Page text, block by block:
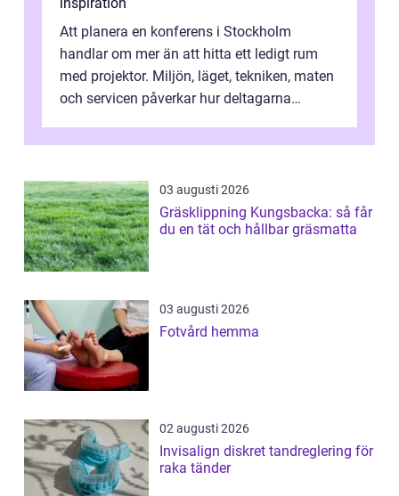
inspiration
Att planera en konferens i Stockholm
handlar om mer än att hitta ett ledigt rum
med projektor. Miljön, läget, tekniken, maten
och servicen påverkar hur deltagarna
03 augusti 2026
Gräsklippning Kungsbacka: så får
du en tät och hållbar gräsmatta
03 augusti 2026
Fotvård hemma
02 augusti 2026
Invisalign diskret tandreglering för
raka tänder